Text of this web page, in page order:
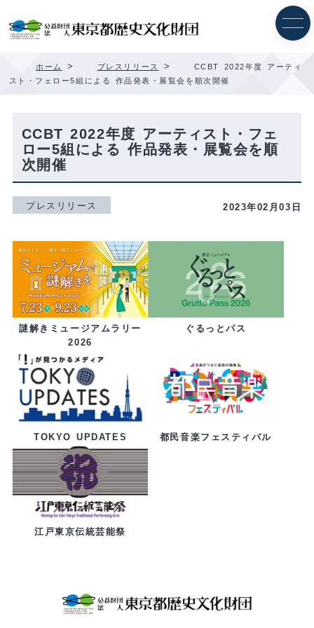
ホーム > プレスリリース >
CCBT 2022年度 アーティ
スト・フェロー5組による 作品発表・展覧会を順次開催
CCBT 2022年度 アーティスト・フェ
ロー5組による 作品発表・展覧会を順
次開催
プレスリリース 2023年02月03日
謎解きミュージアムラリー
2026
ぐるっとパス
TOKYO UPDATES 都民音楽フェスティバル
江戸東京伝統芸能祭